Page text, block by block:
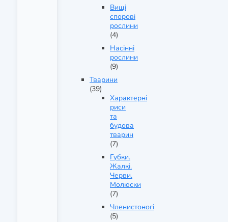
Вищі
спорові
рослини
(4)
Насінні
рослини
(9)
Тварини
(39)
Характерні
риси
та
будова
тварин
(7)
Губки.
Жалкі.
Черви.
Молюски
(7)
Членистоногі
(5)